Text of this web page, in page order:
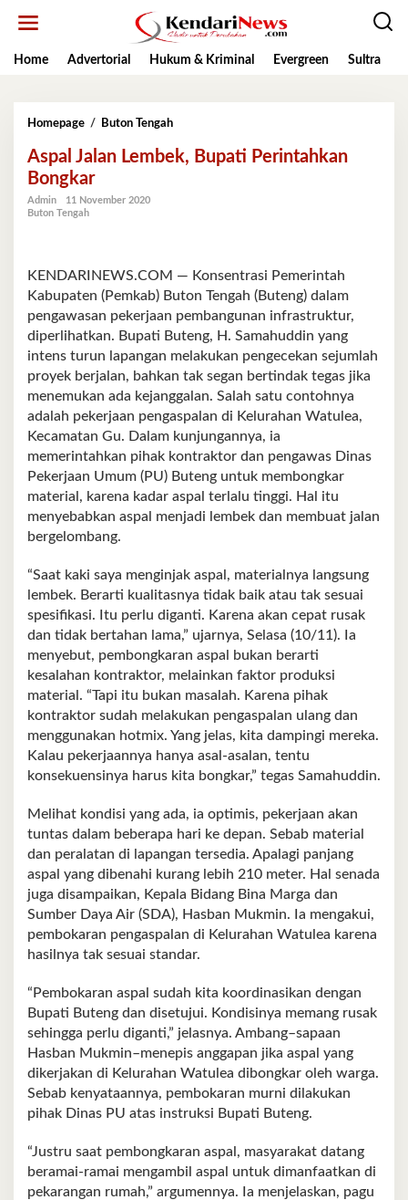
Home
Advertorial Hukum & Kriminal Evergreen Sultra
Homepage / Buton TengahAspal
Lembek,
Aspal Jalan Lembek, Bupati Perintahkan
Bongkar
Admin
11 November 2020
Buton Tengah
KENDARINEWS.COM — Konsentrasi Pemerintah
Kabupaten (Pemkab) Buton Tengah (Buteng) dalam
pengawasan pekerjaan pembangunan infrastruktur,
diperlihatkan. Bupati Buteng, H. Samahuddin yang
intens turun lapangan melakukan pengecekan sejumlah
proyek berjalan, bahkan tak segan bertindak tegas jika
menemukan ada kejanggalan. Salah satu contohnya
adalah pekerjaan pengaspalan di Kelurahan Watulea,
Kecamatan Gu. Dalam kunjungannya, ia
memerintahkan pihak kontraktor dan pengawas Dinas
Pekerjaan Umum (PU) Buteng untuk membongkar
material, karena kadar aspal terlalu tinggi. Hal itu
menyebabkan aspal menjadi lembek dan membuat jalan
bergelombang.
“Saat kaki saya menginjak aspal, materialnya langsung
lembek. Berarti kualitasnya tidak baik atau tak sesuai
spesifikasi. Itu perlu diganti. Karena akan cepat rusak
dan tidak bertahan lama,” ujarnya, Selasa (10/11). Ia
menyebut, pembongkaran aspal bukan berarti
kesalahan kontraktor, melainkan faktor produksi
material. “Tapi itu bukan masalah. Karena pihak
kontraktor sudah melakukan pengaspalan ulang dan
menggunakan hotmix. Yang jelas, kita dampingi mereka.
Kalau pekerjaannya hanya asal-asalan, tentu
konsekuensinya harus kita bongkar,” tegas Samahuddin.
Melihat kondisi yang ada, ia optimis, pekerjaan akan
tuntas dalam beberapa hari ke depan. Sebab material
dan peralatan di lapangan tersedia. Apalagi panjang
aspal yang dibenahi kurang lebih 210 meter. Hal senada
juga disampaikan, Kepala Bidang Bina Marga dan
Sumber Daya Air (SDA), Hasban Mukmin. Ia mengakui,
pembokaran pengaspalan di Kelurahan Watulea karena
hasilnya tak sesuai standar.
“Pembokaran aspal sudah kita koordinasikan dengan
Bupati Buteng dan disetujui. Kondisinya memang rusak
sehingga perlu diganti,” jelasnya. Ambang–sapaan
Hasban Mukmin–menepis anggapan jika aspal yang
dikerjakan di Kelurahan Watulea dibongkar oleh warga.
Sebab kenyataannya, pembokaran murni dilakukan
pihak Dinas PU atas instruksi Bupati Buteng.
“Justru saat pembongkaran aspal, masyarakat datang
beramai-ramai mengambil aspal untuk dimanfaatkan di
pekarangan rumah,” argumennya. Ia menjelaskan, pagu